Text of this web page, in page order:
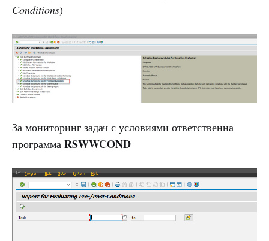
Conditions)
За мониторинг задач с условиями ответственна
программа RSWWCOND